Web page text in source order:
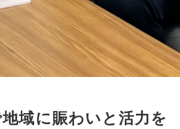
地域に賑わいと活力を